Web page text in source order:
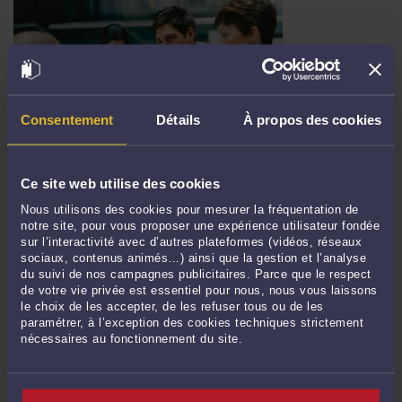
Consentement Détails À propos des cookies
Ce site web utilise des cookies
Nous utilisons des cookies pour mesurer la fréquentation de
notre site, pour vous proposer une expérience utilisateur fondée
sur l’interactivité avec d’autres plateformes (vidéos, réseaux
sociaux, contenus animés…) ainsi que la gestion et l’analyse
du suivi de nos campagnes publicitaires. Parce que le respect
de votre vie privée est essentiel pour nous, nous vous laissons
le choix de les accepter, de les refuser tous ou de les
paramétrer, à l’exception des cookies techniques strictement
nécessaires au fonctionnement du site.
COMMENT NÉGOCIER UN CONTRAT COMMERCIAL ?
ParTimo RAINIO le 19/04/2020
Comment négocier un contrat commercial ? L’objectif d’une « négociation »
d’un contrat par plusieurs personnes est de se rapprocher dans le but de
conclure un contrat en discutant de son contenu et de leurs attentes
respectives. Durant cette phase les parties vont s’échanger des propositions et ...
Lire la suite >